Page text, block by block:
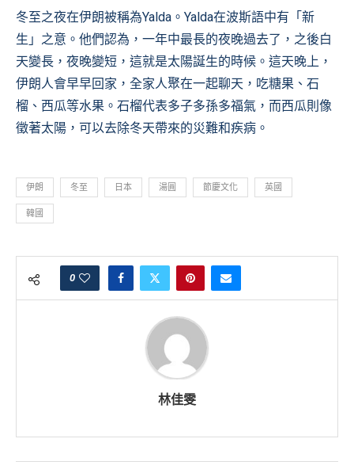
冬至之夜在伊朗被稱為Yalda。Yalda在波斯語中有「新
生」之意。他們認為，一年中最長的夜晚過去了，之後白
天變長，夜晚變短，這就是太陽誕生的時候。這天晚上，
伊朗人會早早回家，全家人聚在一起聊天，吃糖果、石
榴、西瓜等水果。石榴代表多子多孫多福氣，而西瓜則像
徵著太陽，可以去除冬天帶來的災難和疾病。
伊朗 冬至 日本 湯圓 節慶文化 英國
韓國
0
林佳雯